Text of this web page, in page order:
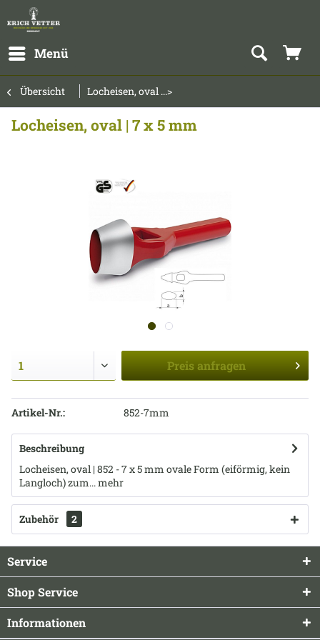
Menü
Übersicht Locheisen, oval ...>
Locheisen, oval | 7 x 5 mm
Preis anfragen
Artikel-Nr.: 852-7mm
Beschreibung
Locheisen, oval | 852 - 7 x 5 mm ovale Form (eiförmig, kein
Langloch) zum...mehr
Zubehör 2
Service
Shop Service
Informationen